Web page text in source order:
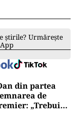
știrile? Urmărește
din partea
de
„Trebuie